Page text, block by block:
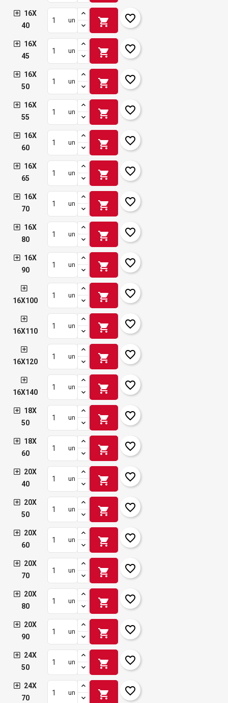
16X
40
un shopping_cart favorite_border
16X
45
un shopping_cart favorite_border
16X
50
un shopping_cart favorite_border
16X
55
un shopping_cart favorite_border
16X
60
un shopping_cart favorite_border
16X
65
un shopping_cart favorite_border
16X
70
un shopping_cart favorite_border
16X
80
un shopping_cart favorite_border
16X
90
un shopping_cart favorite_border
16X100
un shopping_cart favorite_border
16X110
un shopping_cart favorite_border
16X120
un shopping_cart favorite_border
16X140
un shopping_cart favorite_border
18X
50
un shopping_cart favorite_border
18X
60
un shopping_cart favorite_border
20X
40
un shopping_cart favorite_border
20X
50
un shopping_cart favorite_border
20X
60
un shopping_cart favorite_border
20X
70
un shopping_cart favorite_border
20X
80
un shopping_cart favorite_border
20X
90
un shopping_cart favorite_border
24X
50
un shopping_cart favorite_border
24X
70
un shopping_cart favorite_border